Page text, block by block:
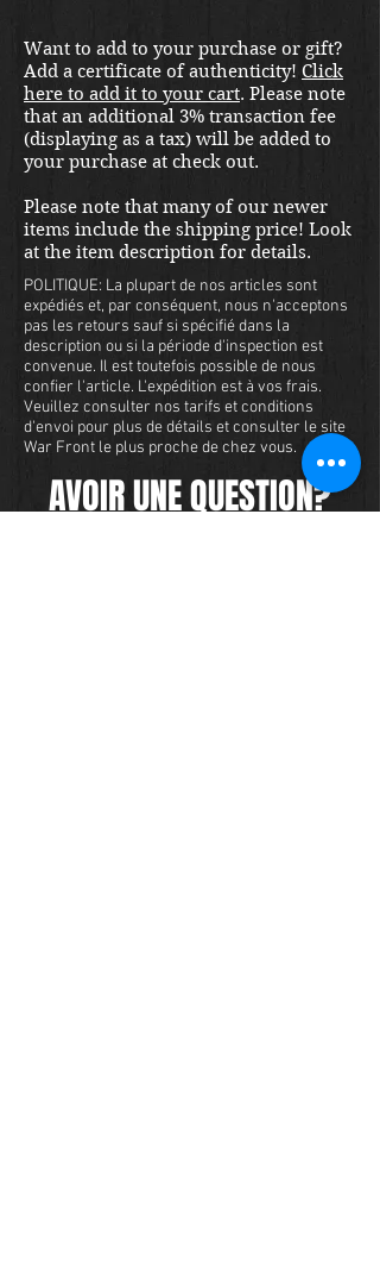
Want to add to your purchase or gift?
Add a certificate of authenticity! Click
here to add it to your cart. Please note
that an additional 3% transaction fee
(displaying as a tax) will be added to
your purchase at check out.
Please note that many of our newer
items include the shipping price! Look
at the item description for details.
POLITIQUE: La plupart de nos articles sont
expédiés et, par conséquent, nous n'acceptons
pas les retours sauf si spécifié dans la
description ou si la période d'inspection est
convenue. Il est toutefois possible de nous
confier l'article. L'expédition est à vos frais.
Veuillez consulter nos tarifs et conditions
d'envoi pour plus de détails et consulter le site
War Front le plus proche de chez vous.
AVOIR UNE QUESTION?